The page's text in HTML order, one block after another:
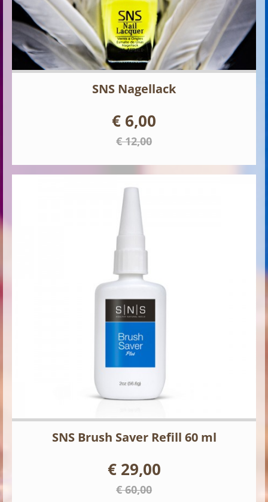
SNS Nagellack
€ 6,00
€ 12,00
SNS Brush Saver Refill 60 ml
€ 29,00
€ 60,00